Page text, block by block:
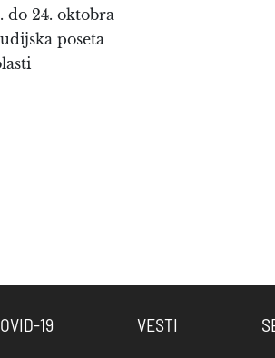
do 24. oktobra
poseta
19 VESTI